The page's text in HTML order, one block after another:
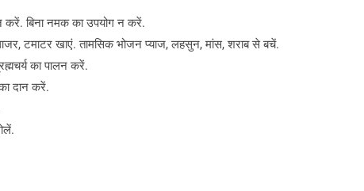
बिना नमक का उपयोग न करें.
टमाटर खाएं. तामसिक भोजन प्याज, लहसुन, मांस, शराब से बचें.
का पालन करें.
दान करें.